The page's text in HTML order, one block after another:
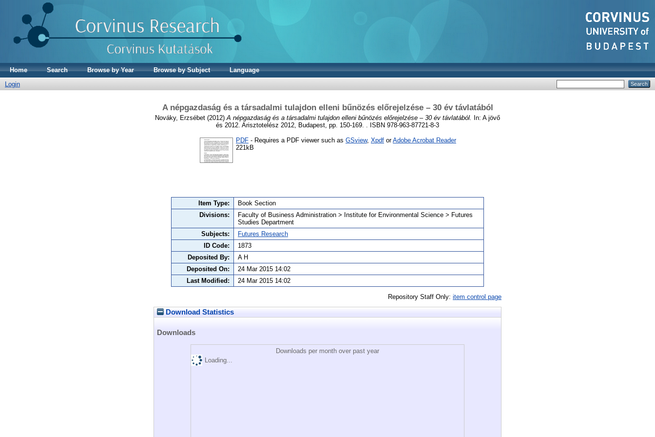
Home Search Browse by Year Browse by Subject
Language
Login
A népgazdaság és a társadalmi tulajdon elleni bűnözés előrejelzése – 30 év távlatából
Nováky, Erzsébet (2012) A népgazdaság és a társadalmi tulajdon elleni bűnözés előrejelzése – 30 év távlatából.
In: A jövő
és 2012. Arisztotelész 2012, Budapest, pp. 150-169. . ISBN 978-963-87721-8-3
PDF - Requires a PDF viewer such as GSview, Xpdf orAdobe Acrobat Reader
221kB
Item Type:
Book Section
Divisions:
Faculty of Business Administration > Institute for Environmental Science > Futures
Studies Department
Subjects:
Futures Research
ID Code:
1873
Deposited By:
A H
Deposited On:
24 Mar 2015 14:02
Last Modified:
24 Mar 2015 14:02
Repository Staff Only: item control page
Download Statistics
Downloads
Downloads per month over past year
Loading...